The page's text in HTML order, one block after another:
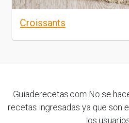
Croissants
Guiaderecetas.com No se
recetas ingresadas ya que son
los